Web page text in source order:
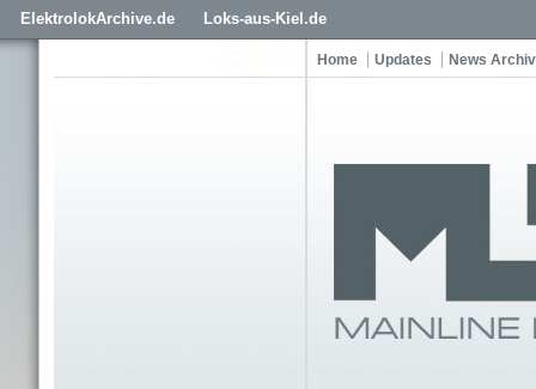
ElektrolokArchive.de Loks-aus-Kiel.de
Home Updates News Archiv